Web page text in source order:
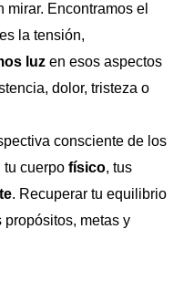
Encontramos el
la tensión,
luz en esos aspectos
dolor, tristeza o
consciente de los
tu cuerpofísico, tus
. Recuperar tu equilibrio
propósitos, metas y